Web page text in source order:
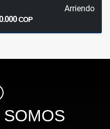
Arriendo
COP